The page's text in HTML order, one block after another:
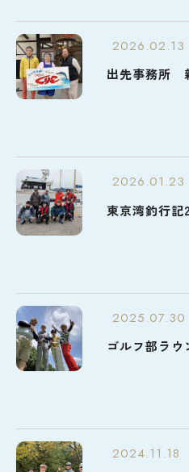
2026.02.13
出先事務所
2026.01.23
東京湾釣行記
2025.07.30
ゴルフ部ラウ
2024.11.18